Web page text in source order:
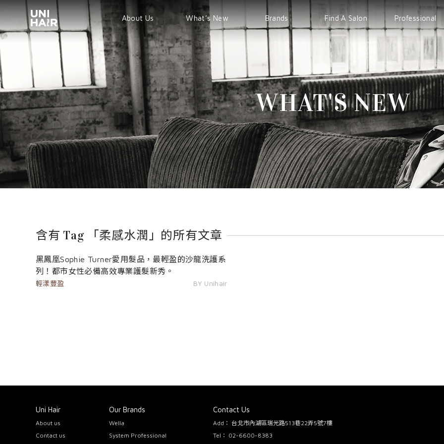
About Us What’s New
TREND
BEAUTY TIPS
NEWS
Brands
WELLA
Sebastian
nioxin
Find A Salon Professional
EVENT
COURSE
WHAT'S NEW
含有 Tag 「柔感水潤」的所有文章
黑鳳凰Sophie Turner愛用髮品，最輕盈的沙龍洗護系
列！都市女性必備高效專業護髮新秀。
輕漾豐盈 BY Unihair
Uni Hair
About us
Contact us
Our Brands
Wella
System Professional
Contact Us
Add： 台北市內湖區瑞光路513巷22弄5號7樓
Tel： 02-6600-8383